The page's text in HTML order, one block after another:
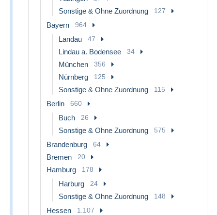
Sonstige & Ohne Zuordnung 127
Bayern 964
Landau 47
Lindau a. Bodensee 34
München 356
Nürnberg 125
Sonstige & Ohne Zuordnung 115
Berlin 660
Buch 26
Sonstige & Ohne Zuordnung 575
Brandenburg 64
Bremen 20
Hamburg 178
Harburg 24
Sonstige & Ohne Zuordnung 148
Hessen 1.107